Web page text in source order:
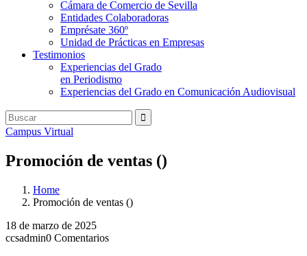
Cámara de Comercio de Sevilla
Entidades Colaboradoras
Emprésate 360º
Unidad de Prácticas en Empresas
Testimonios
Experiencias del Grado
en Periodismo
Experiencias del Grado en Comunicación Audiovisual
Campus Virtual
Promoción de ventas ()
Home
Promoción de ventas ()
18 de marzo de 2025
ccsadmin0 Comentarios